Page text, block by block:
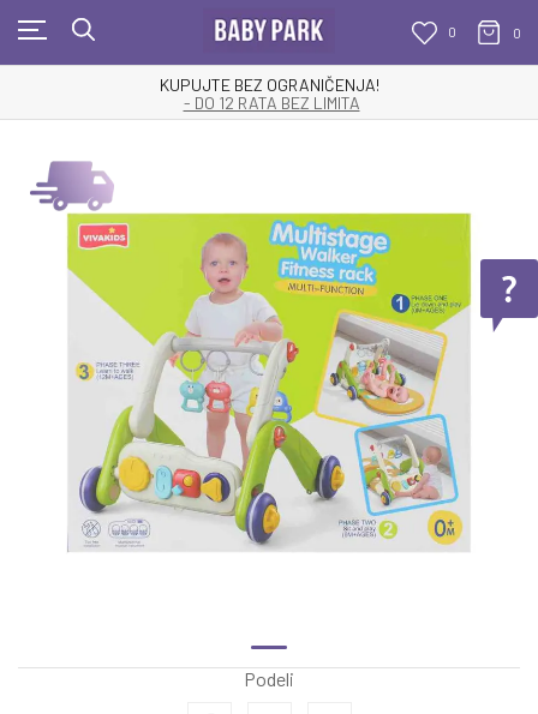
0 0
KUPUJTE BEZ OGRANIČENJA!
- DO 12 RATA BEZ LIMITA
Podeli